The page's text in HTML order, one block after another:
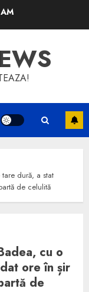
dură, a stat
de celulită
cu o
ore în șir
de